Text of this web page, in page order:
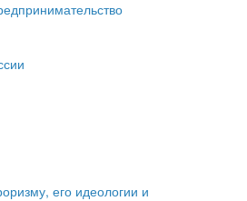
регламентов
воздействия
его идеологии и